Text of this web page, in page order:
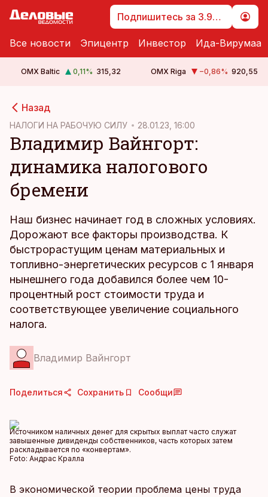
Подпишитесь за 3.99 €
Все новости Эпицентр Инвестор Ида-Вирумаа
OMX Baltic 0,11% 315,32 OMX Riga −0,86% 920,55
Назад
НАЛОГИ НА РАБОЧУЮ СИЛУ 28.01.23, 16:00
Владимир Вайнгорт:
динамика налогового
бремени
Наш бизнес начинает год в сложных условиях.
Дорожают все факторы производства. К
быстрорастущим ценам материальных и
топливно-энергетических ресурсов с 1 января
нынешнего года добавился более чем 10-
процентный рост стоимости труда и
соответствующее увеличение социального
налога.
Владимир Вайнгорт
Поделиться Сохранить Сообщи
Источником наличных денег для скрытых выплат часто служат
завышенные дивиденды собственников, часть которых затем
раскладывается по «конвертам».
Foto: Андрас Кралла
В экономической теории проблема цены труда